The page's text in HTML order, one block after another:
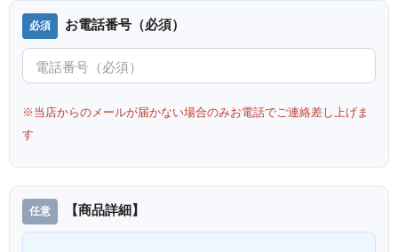
お電話番号（必須）
※当店からのメールが届かない場合のみお電話でご連絡差し上げま
す
【商品詳細】